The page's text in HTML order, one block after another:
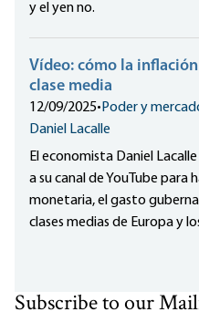
y el yen no.
Vídeo: cómo la
clase media
12/09/2025• Poder y
Daniel Lacalle
El economista Daniel
a su canal de YouTube para
monetaria, el gasto
clases medias de Europa y
Subscribe to our